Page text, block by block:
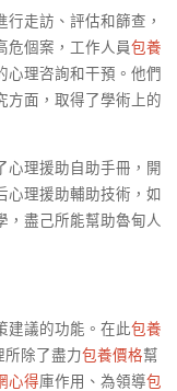
走訪、評估和篩查，
危個案，工作人員包養
心理咨詢和干預。他們
方面，取得了學術上的
心理援助自助手冊，開
心理援助輔助技術，如
，盡己所能幫助魯甸人
建議的功能。在此包養
所除了盡力包養價格幫
心得庫作用、為領導包